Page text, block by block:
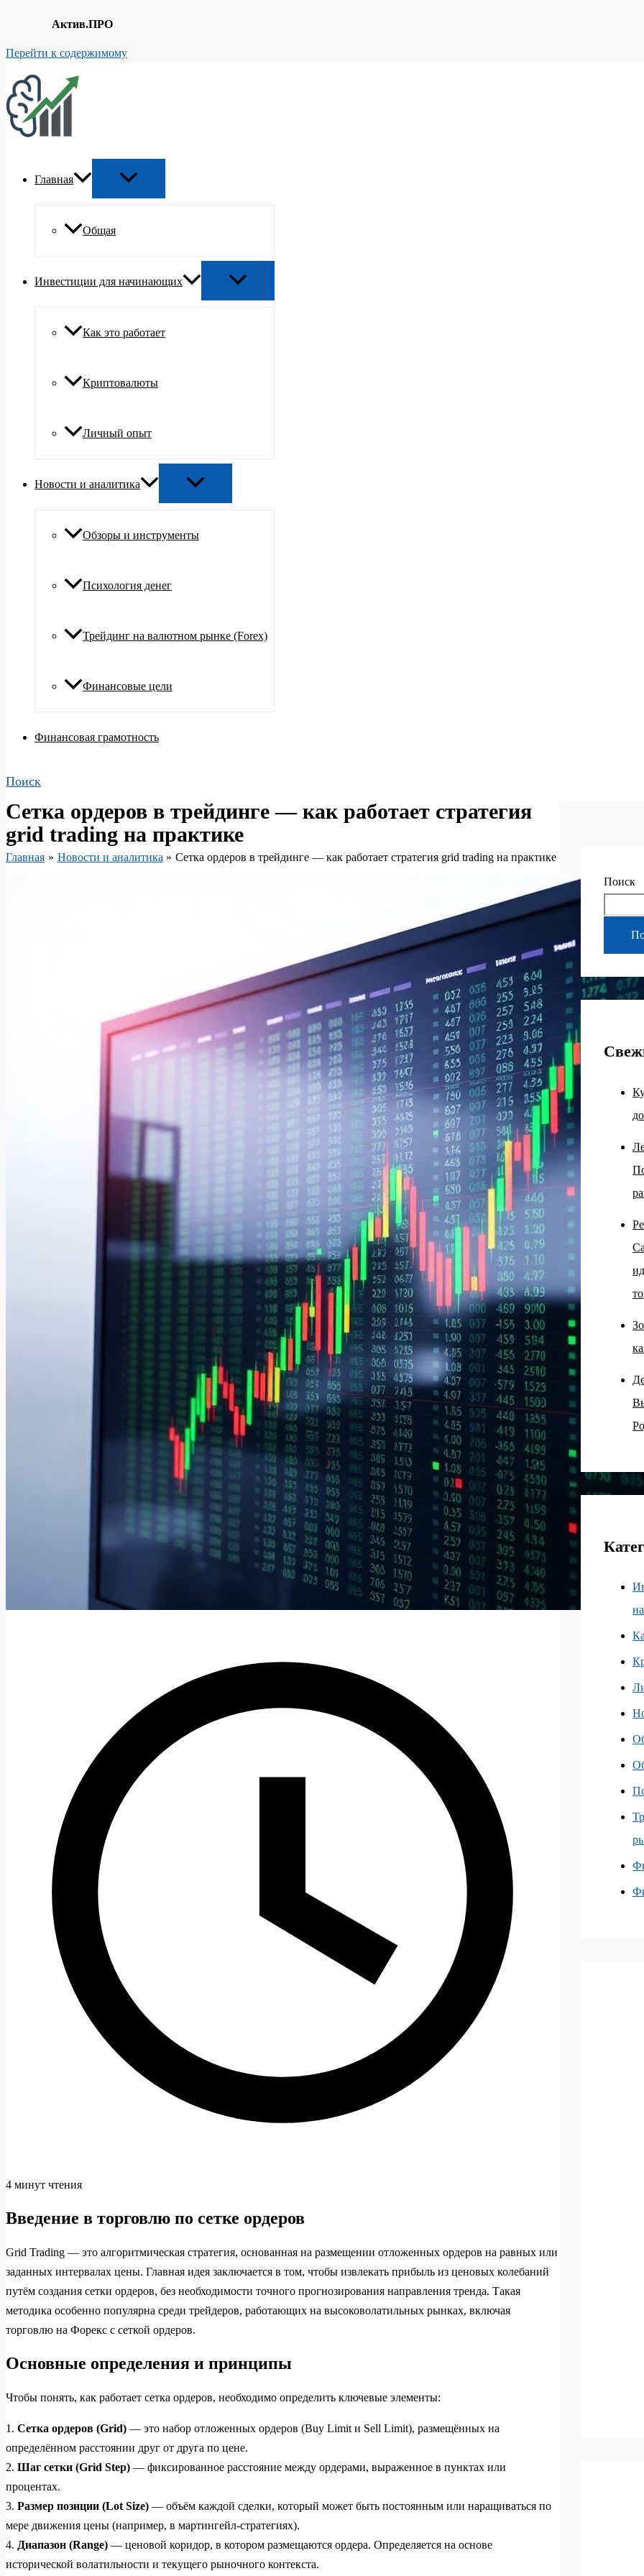
Актив.ПРО
Перейти к содержимому
Главная
Общая
Инвестиции для начинающих
Как это работает
Криптовалюты
Личный опыт
Новости и аналитика
Обзоры и инструменты
Психология денег
Трейдинг на валютном рынке (Forex)
Финансовые цели
Финансовая грамотность
Поиск
Сетка ордеров в трейдинге — как работает стратегия
grid trading на практике
Главная Новости и аналитика Сетка ордеров в трейдинге — как работает стратегия grid trading на практике
4 минут чтения
Введение в торговлю по сетке ордеров
Grid Trading — это алгоритмическая стратегия, основанная на размещении отложенных ордеров на равных или
заданных интервалах цены. Главная идея заключается в том, чтобы извлекать прибыль из ценовых колебаний
путём создания сетки ордеров, без необходимости точного прогнозирования направления тренда. Такая
методика особенно популярна среди трейдеров, работающих на высоковолатильных рынках, включая
торговлю на Форекс с сеткой ордеров.
Основные определения и принципы
Чтобы понять, как работает сетка ордеров, необходимо определить ключевые элементы:
1. Сетка ордеров (Grid) — это набор отложенных ордеров (Buy Limit и Sell Limit), размещённых на
определённом расстоянии друг от друга по цене.
2. Шаг сетки (Grid Step) — фиксированное расстояние между ордерами, выраженное в пунктах или
процентах.
3. Размер позиции (Lot Size) — объём каждой сделки, который может быть постоянным или наращиваться по
мере движения цены (например, в мартингейл-стратегиях).
4. Диапазон (Range) — ценовой коридор, в котором размещаются ордера. Определяется на основе
исторической волатильности и текущего рыночного контекста.
Поиск